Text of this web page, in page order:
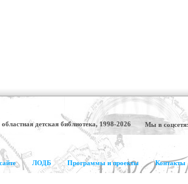
детская библиотека, 1998-2026 Мы в
ЛОДБ Программы и проекты Контакты